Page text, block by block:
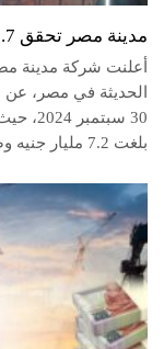
مدينة مصر تحقق 32.7 مليار جنيه مبيعات تعاقدية في 9 أشهر
أعلنت شركة مدينة
الحديثة في مصر، عن
30
بلغت 7.2 مليار جنيه وصافي ربح 2.6 مليار جنيه.